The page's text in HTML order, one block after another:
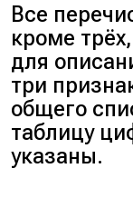
клетке
Все
кроме
для
три
общего
таблицу
указаны.